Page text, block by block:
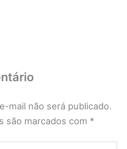
mail não será publicado.
são marcados com *